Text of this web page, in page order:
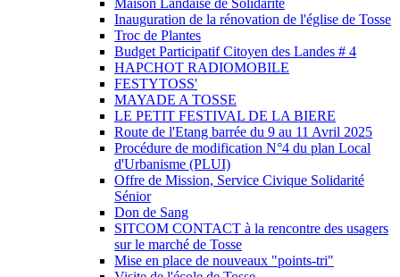
Inauguration de la rénovation de l'église de Tosse
Troc de Plantes
Budget Participatif Citoyen des Landes # 4
HAPCHOT RADIOMOBILE
FESTYTOSS'
MAYADE A TOSSE
LE PETIT FESTIVAL DE LA BIERE
Route de l'Etang barrée du 9 au 11 Avril 2025
Procédure de modification N°4 du plan Local
d'Urbanisme (PLUI)
Offre de Mission, Service Civique Solidarité
Sénior
Don de Sang
SITCOM CONTACT à la rencontre des usagers
sur le marché de Tosse
Mise en place de nouveaux "points-tri"